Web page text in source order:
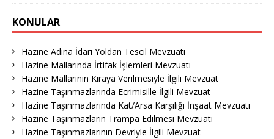
KONULAR
Hazine Adına İdari Yoldan Tescil Mevzuatı
Hazine Mallarında İrtifak İşlemleri Mevzuatı
Hazine Mallarının Kiraya Verilmesiyle İlgili Mevzuat
Hazine Taşınmazlarında Ecrimisille İlgili Mevzuat
Hazine Taşınmazlarında Kat/Arsa Karşılığı İnşaat Mevzuatı
Hazine Taşınmazların Trampa Edilmesi Mevzuatı
Hazine Taşınmazlarının Devriyle İlgili Mevzuat